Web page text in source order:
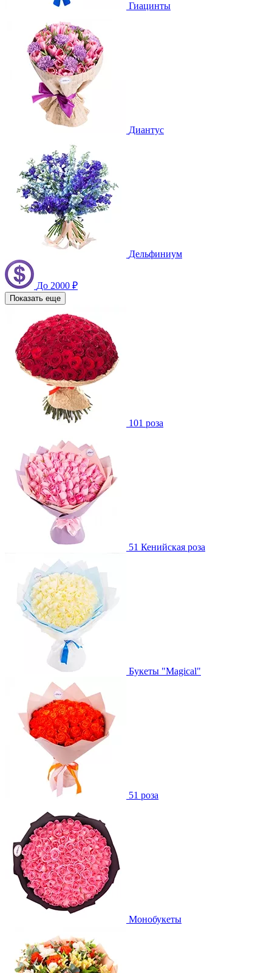
Гиацинты
Диантус
Дельфиниум
До 2000 ₽
Показать еще
101 роза
51 Кенийская роза
Букеты "Magical"
51 роза
Монобукеты